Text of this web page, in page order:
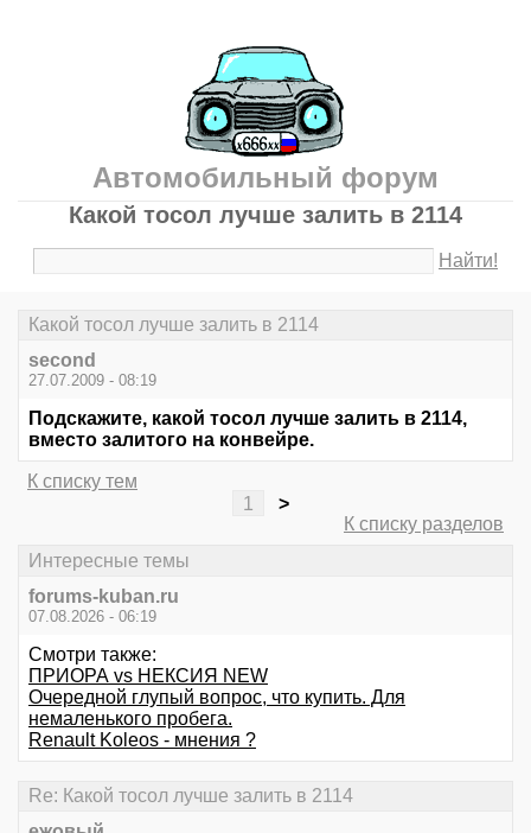
Автомобильный форум
Какой тосол лучше залить в 2114
Найти!
Какой тосол лучше залить в 2114
second
27.07.2009 - 08:19
Подскажите, какой тосол лучше залить в 2114,
вместо залитого на конвейре.
К списку тем
1
>
К списку разделов
Интересные темы
forums-kuban.ru
07.08.2026 - 06:19
Смотри также:
ПРИОРА vs НЕКСИЯ NEW
Очередной глупый вопрос, что купить. Для
немаленького пробега.
Renault Koleos - мнения ?
Re: Какой тосол лучше залить в 2114